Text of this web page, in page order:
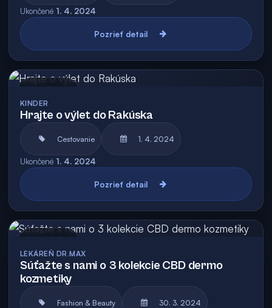
Ukončené 1. 4. 2024
Pozrieť detail
KINDER
Hrajte o výlet do Rakúska
Cestovanie 1. 4. 2024
Ukončené 1. 4. 2024
Pozrieť detail
LEKÁREŇ DR.MAX
Súťažte s nami o 3 kolekcie CBD dermo
kozmetiky
Fashion & Beauty 30. 3. 2024